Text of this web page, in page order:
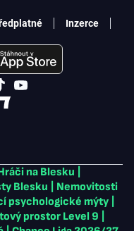
na Blesku
Blesku
Nemovitosti
psychologické mýty
prostor Level 9
Inzerce